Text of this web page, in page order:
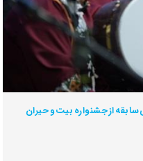
از جشنواره بیت و حیران